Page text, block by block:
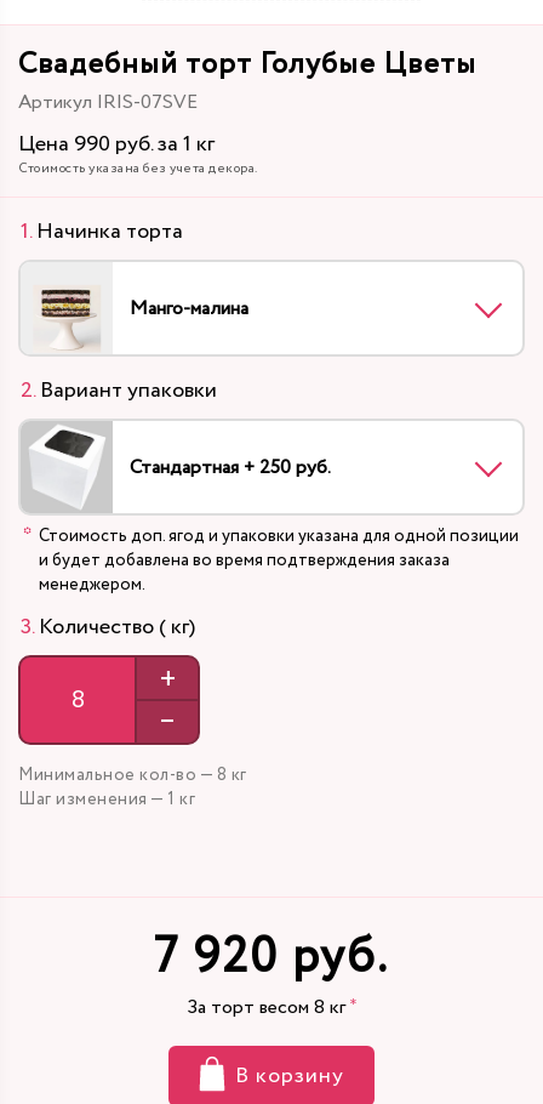
Свадебный торт Голубые Цветы
Артикул IRIS-07SVE
Цена 990 руб. за 1 кг
Стоимость указана без учета декора.
Начинка торта
Манго-малина
Вариант упаковки
Стандартная + 250 руб.
Стоимость доп. ягод и упаковки указана для одной позиции
и будет добавлена во время подтверждения заказа
менеджером.
Количество ( кг)
+
–
Минимальное кол-во — 8 кг
Шаг изменения — 1 кг
7 920 руб.
За торт весом 8 кг
В корзину